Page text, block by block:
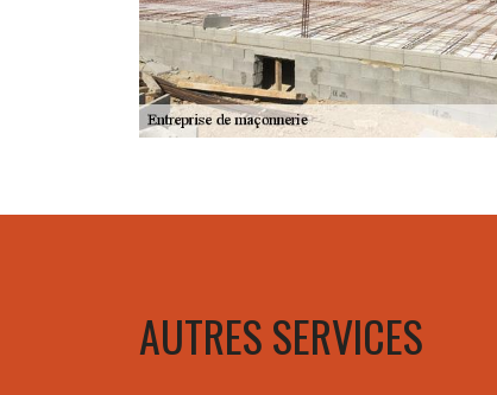
AUTRES SERVICES